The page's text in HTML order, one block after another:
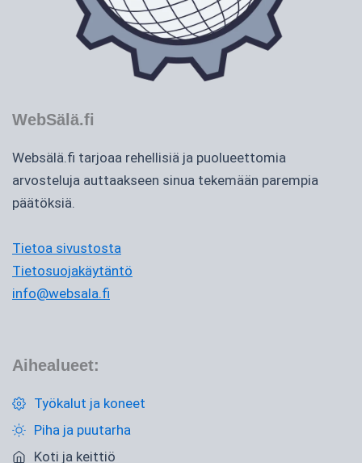
WebSälä.fi
Websälä.fi tarjoaa rehellisiä ja puolueettomia
arvosteluja auttaakseen sinua tekemään parempia
päätöksiä.
Tietoa sivustosta
Tietosuojakäytäntö
info@websala.fi
Aihealueet:
Työkalut ja koneet
Piha ja puutarha
Koti ja keittiö